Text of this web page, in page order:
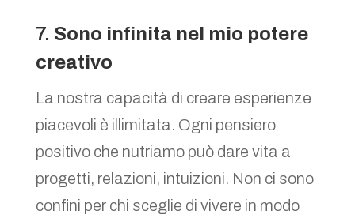
7. Sono infinita nel mio potere
creativo
La nostra capacità di creare esperienze
piacevoli è illimitata. Ogni pensiero
positivo che nutriamo può dare vita a
progetti, relazioni, intuizioni. Non ci sono
confini per chi sceglie di vivere in modo